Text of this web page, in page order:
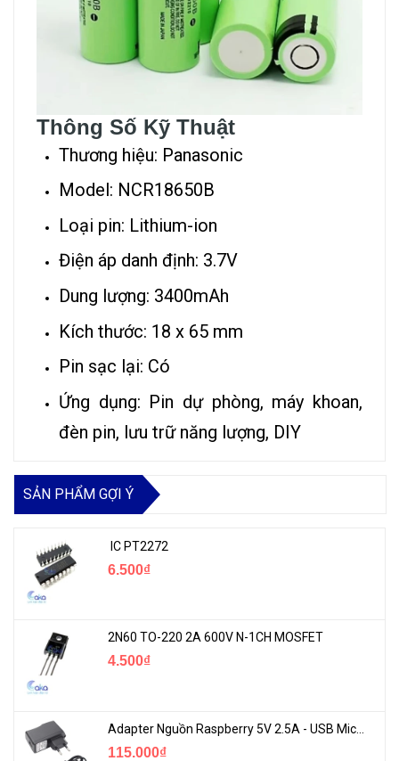
Thông Số Kỹ Thuật
Thương hiệu: Panasonic
Model: NCR18650B
Loại pin: Lithium-ion
Điện áp danh định: 3.7V
Dung lượng: 3400mAh
Kích thước: 18 x 65 mm
Pin sạc lại: Có
Ứng dụng: Pin dự phòng, máy khoan,
đèn pin, lưu trữ năng lượng, DIY
SẢN PHẨM GỢI Ý
IC PT2272
6.500₫
2N60 TO-220 2A 600V N-1CH MOSFET
4.500₫
115.000₫